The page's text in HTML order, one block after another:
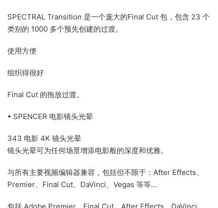
SPECTRAL Transition 是一个庞大的Final Cut 包，包含 23 个
类别的 1000 多个预先创建的过渡。
使用方便
组织得很好
Final Cut 的拖放过渡。
• SPENCER 电影镜头光晕
343 电影 4K 镜头光晕
镜头光晕可为任何场景增添电影般的深度和优雅。
与所有主要视频编辑器兼容，包括但不限于：After Effects、
Premier、Final Cut、DaVinci、Vegas 等等…